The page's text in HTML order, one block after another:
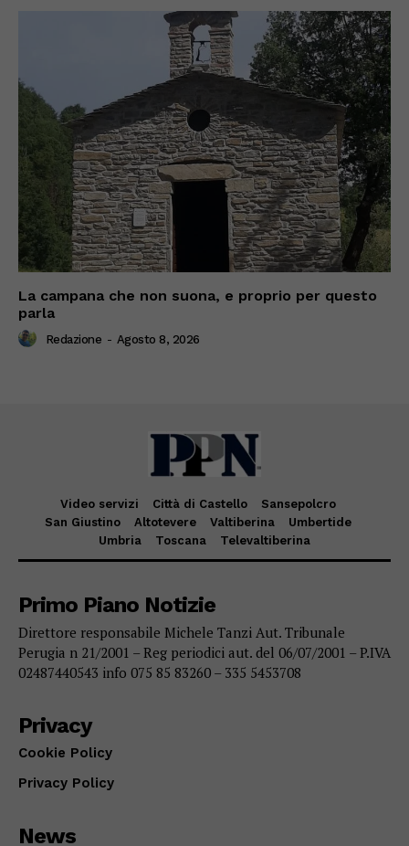
La campana che non suona, e proprio per questo
parla
Redazione - Agosto 8, 2026
Video servizi Città di Castello
Sansepolcro
San Giustino
Altotevere Valtiberina
Umbertide
Umbria
Toscana Televaltiberina
Primo Piano Notizie
Direttore responsabile Michele Tanzi Aut. Tribunale
Perugia n 21/2001 – Reg periodici aut. del 06/07/2001 – P.IVA
02487440543 info 075 85 83260 – 335 5453708
Privacy
Cookie Policy
Privacy Policy
News